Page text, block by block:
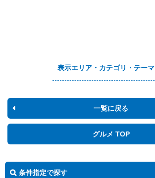
表示エリア・カテゴリ・テーマ
一覧に戻る
グルメ TOP
条件指定で探す